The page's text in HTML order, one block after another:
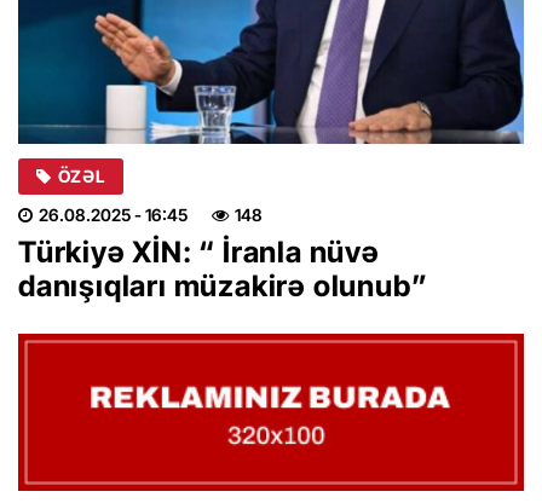
ÖZƏL
26.08.2025- 16:45 148
Türkiyə XİN: “ İranla nüvə
danışıqları müzakirə olunub”